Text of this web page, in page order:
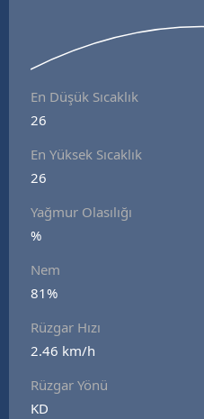
En Düşük Sıcaklık
26
En Yüksek Sıcaklık
26
Yağmur Olasılığı
%
Nem
81%
Rüzgar Hızı
2.46 km/h
Rüzgar Yönü
KD